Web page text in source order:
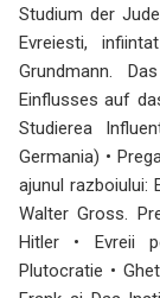
Studium der
Evreiesti,
Grundmann.
Einflusses auf
Studierea
Germania) •
ajunul razboiului:
Walter Gross.
Hitler • Evreii
Plutocratie •